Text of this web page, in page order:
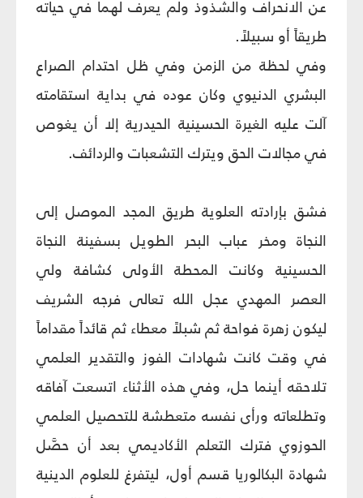
عن الانحراف والشذوذ ولم يعرف لهما في حياته
طريقاً أو سبيلاً.
وفي لحظة من الزمن وفي ظل احتدام الصراع
البشري الدنيوي وكان عوده في بداية استقامته
آلت عليه الغيرة الحسينية الحيدرية إلا أن يغوص
في مجالات الحق ويترك التشعبات والردائف.
فشق بإرادته العلوية طريق المجد الموصل إلى
النجاة ومخر عباب البحر الطويل بسفينة النجاة
الحسينية وكانت المحطة الأولى كشافة ولي
العصر المهدي عجل الله تعالى فرجه الشريف
ليكون زهرة فواحة ثم شبلاً معطاء ثم قائداً مقداماً
في وقت كانت شهادات الفوز والتقدير العلمي
تلاحقه أينما حل، وفي هذه الأثناء اتسعت آفاقه
وتطلعاته ورأى نفسه متعطشة للتحصيل العلمي
الحوزوي فترك التعلم الأكاديمي بعد أن حصَّل
شهادة البكالوريا قسم أول، ليتفرغ للعلوم الدينية